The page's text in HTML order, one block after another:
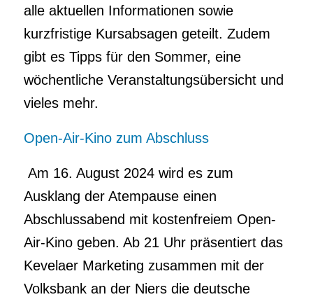
alle aktuellen Informationen sowie
kurzfristige Kursabsagen geteilt. Zudem
gibt es Tipps für den Sommer, eine
wöchentliche Veranstaltungsübersicht und
vieles mehr.
Open-Air-Kino zum Abschluss
Am 16. August 2024 wird es zum
Ausklang der Atempause einen
Abschlussabend mit kostenfreiem Open-
Air-Kino geben. Ab 21 Uhr präsentiert das
Kevelaer Marketing zusammen mit der
Volksbank an der Niers die deutsche